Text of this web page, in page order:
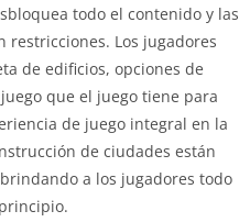
todo el contenido y las
restricciones. Los jugadores
de edificios, opciones de
que el juego tiene para
de juego integral en la
de ciudades están
a los jugadores todo